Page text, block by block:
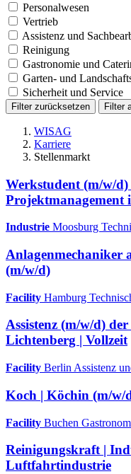
Personalwesen
Vertrieb
Assistenz und
Reinigung
Gastronomie und
Garten- und
Sicherheit und Service
Filter zurücksetzen Filter
WISAG
Karriere
Stellenmarkt
Werkstudent (m/w/
Projektmanagement
Industrie Moosburg
Anlagenmechaniker
(m/w/d)
Facility Hamburg
Assistenz (m/w/d)
Lichtenberg | Vollzeit
Facility Berlin Assistenz
Koch | Köchin (m/w/
Facility Buchen
Reinigungskraft |
Luftfahrtindustrie